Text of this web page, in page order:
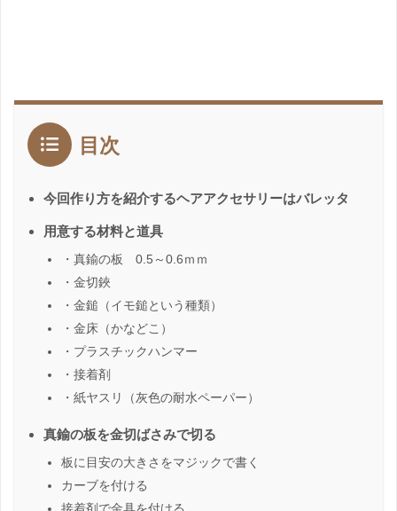
目次
今回作り方を紹介するヘアアクセサリーはバレッタ
用意する材料と道具
・真鍮の板 0.5～0.6ｍｍ
・金切鋏
・金鎚（イモ鎚という種類）
・金床（かなどこ）
・プラスチックハンマー
・接着剤
・紙ヤスリ（灰色の耐水ペーパー）
真鍮の板を金切ばさみで切る
板に目安の大きさをマジックで書く
カーブを付ける